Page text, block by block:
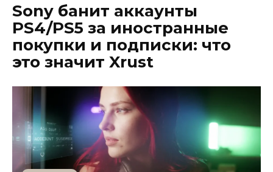
Sony банит аккаунты
PS4/PS5 за иностранные
покупки и подписки: что
это значит Xrust